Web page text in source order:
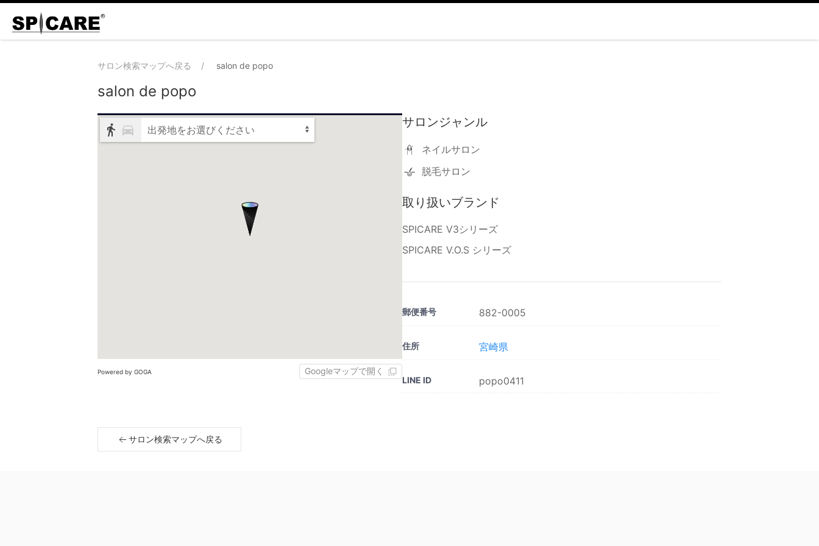
サロン検索マップへ戻る salon de popo
salon de popo
出発地をお選びください
Powered by GOGA Googleマップで開く
サロンジャンル
ネイルサロン
脱毛サロン
取り扱いブランド
SPICARE V3シリーズ
SPICARE V.O.S シリーズ
郵便番号 882-0005
住所 宮崎県‎
LINE ID popo0411
サロン検索マップへ戻る